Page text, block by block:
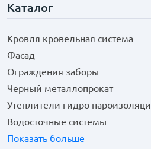
Каталог
Кровля кровельная система
Фасад
Ограждения заборы
Черный металлопрокат
Утеплители гидро
Водосточные системы
Показать больше